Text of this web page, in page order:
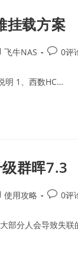
挂载方案
飞牛NAS
Post0评
明 1、西数HC…
群晖7.3
使用攻略
Post0评
部分人会导致失联